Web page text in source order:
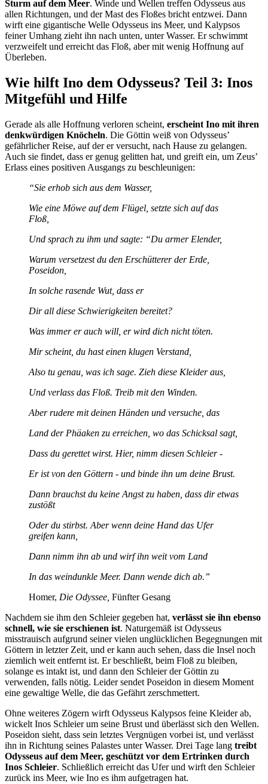
Sturm auf dem Meer. Winde und Wellen treffen Odysseus aus
allen Richtungen, und der Mast des Floßes bricht entzwei. Dann
wirft eine gigantische Welle Odysseus ins Meer, und Kalypsos
feiner Umhang zieht ihn nach unten, unter Wasser. Er schwimmt
verzweifelt und erreicht das Floß, aber mit wenig Hoffnung auf
Überleben.
Wie hilft Ino dem Odysseus? Teil 3: Inos
Mitgefühl und Hilfe
Gerade als alle Hoffnung verloren scheint, erscheint Ino mit ihren
denkwürdigen Knöcheln. Die Göttin weiß von Odysseus’
gefährlicher Reise, auf der er versucht, nach Hause zu gelangen.
Auch sie findet, dass er genug gelitten hat, und greift ein, um Zeus’
Erlass eines positiven Ausgangs zu beschleunigen:
“Sie erhob sich aus dem Wasser,
Wie eine Möwe auf dem Flügel, setzte sich auf das
Floß,
Und sprach zu ihm und sagte: “Du armer Elender,
Warum versetzest du den Erschütterer der Erde,
Poseidon,
In solche rasende Wut, dass er
Dir all diese Schwierigkeiten bereitet?
Was immer er auch will, er wird dich nicht töten.
Mir scheint, du hast einen klugen Verstand,
Also tu genau, was ich sage. Zieh diese Kleider aus,
Und verlass das Floß. Treib mit den Winden.
Aber rudere mit deinen Händen und versuche, das
Land der Phäaken zu erreichen, wo das Schicksal sagt,
Dass du gerettet wirst. Hier, nimm diesen Schleier -
Er ist von den Göttern - und binde ihn um deine Brust.
Dann brauchst du keine Angst zu haben, dass dir etwas
zustößt
Oder du stirbst. Aber wenn deine Hand das Ufer
greifen kann,
Dann nimm ihn ab und wirf ihn weit vom Land
In das weindunkle Meer. Dann wende dich ab.”
Homer, Die Odyssee, Fünfter Gesang
Nachdem sie ihm den Schleier gegeben hat, verlässt sie ihn ebenso
schnell, wie sie erschienen ist. Naturgemäß ist Odysseus
misstrauisch aufgrund seiner vielen unglücklichen Begegnungen mit
Göttern in letzter Zeit, und er kann auch sehen, dass die Insel noch
ziemlich weit entfernt ist. Er beschließt, beim Floß zu bleiben,
solange es intakt ist, und dann den Schleier der Göttin zu
verwenden, falls nötig. Leider sendet Poseidon in diesem Moment
eine gewaltige Welle, die das Gefährt zerschmettert.
Ohne weiteres Zögern wirft Odysseus Kalypsos feine Kleider ab,
wickelt Inos Schleier um seine Brust und überlässt sich den Wellen.
Poseidon sieht, dass sein letztes Vergnügen vorbei ist, und verlässt
ihn in Richtung seines Palastes unter Wasser. Drei Tage lang treibt
Odysseus auf dem Meer, geschützt vor dem Ertrinken durch
Inos Schleier. Schließlich erreicht das Ufer und wirft den Schleier
zurück ins Meer, wie Ino es ihm aufgetragen hat.